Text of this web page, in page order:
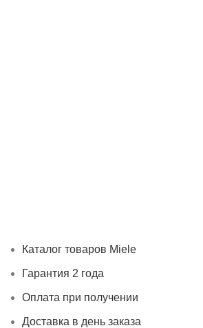
Каталог товаров Miele
Гарантия 2 года
Оплата при получении
Доставка в день заказа